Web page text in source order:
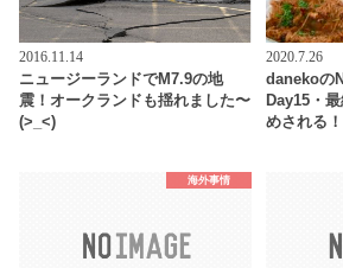
2016.11.14
ニュージーランドでM7.9の地
震！オークランドも揺れました〜
(>_<)
2020.7.26
danekoの
Day15・
めされる！
海外事情